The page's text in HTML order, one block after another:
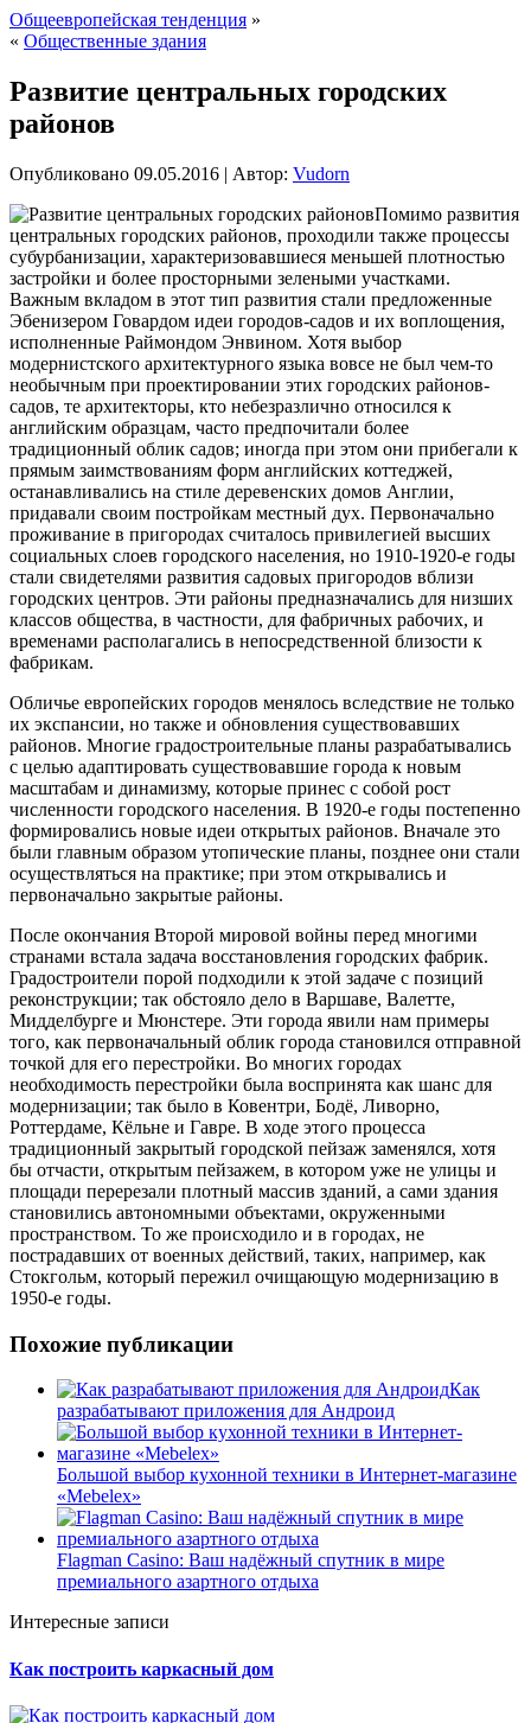
Общеевропейская тенденция »
« Общественные здания
Развитие центральных городских
районов
Опубликовано 09.05.2016 | Автор: Vudorn
Помимо развития
центральных городских районов, проходили также процессы
субурбанизации, характеризовавшиеся меньшей плотностью
застройки и более просторными зелеными участками.
Важным вкладом в этот тип развития стали предложенные
Эбенизером Говардом идеи городов-садов и их воплощения,
исполненные Раймондом Энвином. Хотя выбор
модернистского архитектурного языка вовсе не был чем-то
необычным при проектировании этих городских районов-
садов, те архитекторы, кто небезразлично относился к
английским образцам, часто предпочитали более
традиционный облик садов; иногда при этом они прибегали к
прямым заимствованиям форм английских коттеджей,
останавливались на стиле деревенских домов Англии,
придавали своим постройкам местный дух. Первоначально
проживание в пригородах считалось привилегией высших
социальных слоев городского населения, но 1910-1920-е годы
стали свидетелями развития садовых пригородов вблизи
городских центров. Эти районы предназначались для низших
классов общества, в частности, для фабричных рабочих, и
временами располагались в непосредственной близости к
фабрикам.
Обличье европейских городов менялось вследствие не только
их экспансии, но также и обновления существовавших
районов. Многие градостроительные планы разрабатывались
с целью адаптировать существовавшие города к новым
масштабам и динамизму, которые принес с собой рост
численности городского населения. В 1920-е годы постепенно
формировались новые идеи открытых районов. Вначале это
были главным образом утопические планы, позднее они стали
осуществляться на практике; при этом открывались и
первоначально закрытые районы.
После окончания Второй мировой войны перед многими
странами встала задача восстановления городских фабрик.
Градостроители порой подходили к этой задаче с позиций
реконструкции; так обстояло дело в Варшаве, Валетте,
Мидделбурге и Мюнстере. Эти города явили нам примеры
того, как первоначальный облик города становился отправной
точкой для его перестройки. Во многих городах
необходимость перестройки была воспринята как шанс для
модернизации; так было в Ковентри, Бодё, Ливорно,
Роттердаме, Кёльне и Гавре. В ходе этого процесса
традиционный закрытый городской пейзаж заменялся, хотя
бы отчасти, открытым пейзажем, в котором уже не улицы и
площади перерезали плотный массив зданий, а сами здания
становились автономными объектами, окруженными
пространством. То же происходило и в городах, не
пострадавших от военных действий, таких, например, как
Стокгольм, который пережил очищающую модернизацию в
1950-е годы.
Похожие публикации
Как
разрабатывают приложения для Андроид
Большой выбор кухонной техники в Интернет-магазине
«Mebelex»
Flagman Casino: Ваш надёжный спутник в мире
премиального азартного отдыха
Интересные записи
Как построить каркасный дом